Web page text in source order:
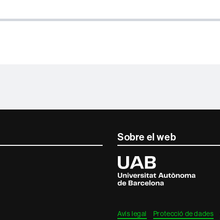
Sobre el web
Universitat
Autònoma
de
Barcelona
Avís legal Protecció de dades